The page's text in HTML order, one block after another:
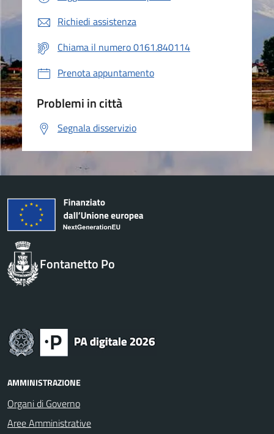
Richiedi assistenza
Chiama il numero 0161.840114
Prenota appuntamento
Problemi in città
Segnala disservizio
Fontanetto Po
AMMINISTRAZIONE
Organi di Governo
Aree Amministrative